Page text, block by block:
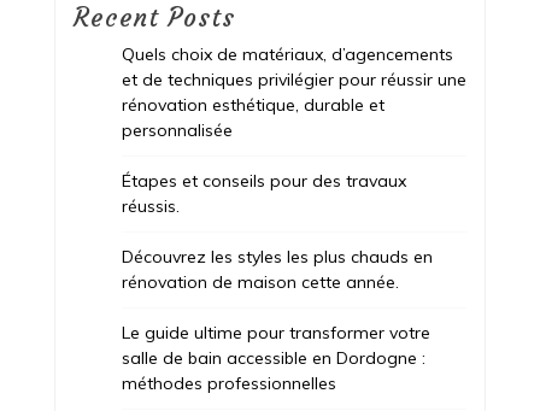
Recent Posts
Quels choix de matériaux, d’agencements
et de techniques privilégier pour réussir une
rénovation esthétique, durable et
personnalisée
Étapes et conseils pour des travaux
réussis.
Découvrez les styles les plus chauds en
rénovation de maison cette année.
Le guide ultime pour transformer votre
salle de bain accessible en Dordogne :
méthodes professionnelles